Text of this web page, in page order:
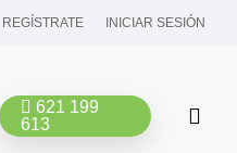
REGÍSTRATE INICIAR SESIÓN
621 199
613